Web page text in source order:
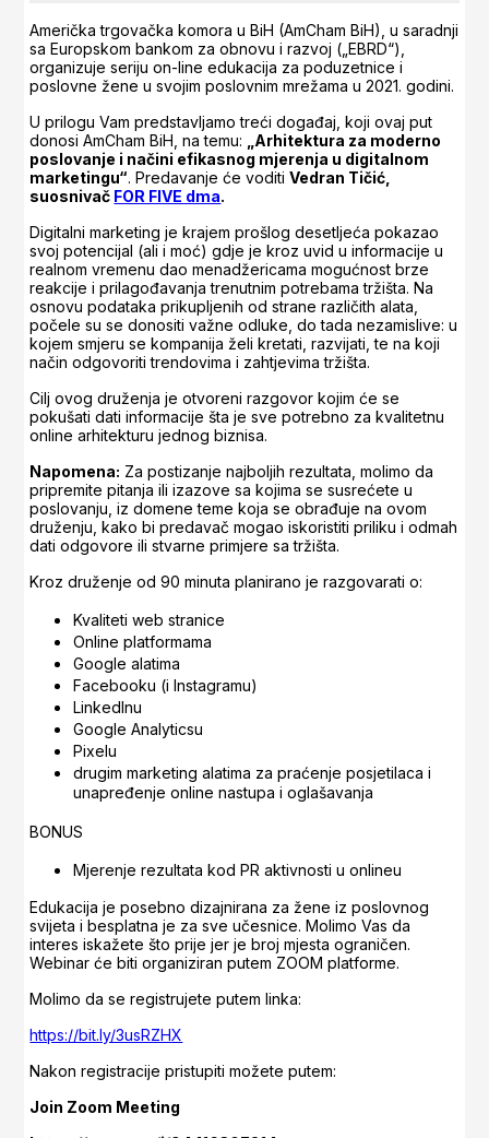
Američka trgovačka komora u BiH (AmCham BiH), u saradnji
sa Europskom bankom za obnovu i razvoj („EBRD“),
organizuje seriju on-line edukacija za poduzetnice i
poslovne žene u svojim poslovnim mrežama u 2021. godini.
U prilogu Vam predstavljamo treći događaj, koji ovaj put
donosi AmCham BiH, na temu:
„Arhitektura za moderno
poslovanje i načini efikasnog mjerenja u digitalnom
marketingu“. Predavanje će voditiVedran Tičić,
suosnivač FOR FIVE dma.
Digitalni marketing je krajem prošlog desetljeća pokazao
svoj potencijal (ali i moć) gdje je kroz uvid u informacije u
realnom vremenu dao menadžericama mogućnost brze
reakcije i prilagođavanja trenutnim potrebama tržišta. Na
osnovu podataka prikupljenih od strane različith alata,
počele su se donositi važne odluke, do tada nezamislive: u
kojem smjeru se kompanija želi kretati, razvijati, te na koji
način odgovoriti trendovima i zahtjevima tržišta.
Cilj ovog druženja je otvoreni razgovor kojim će se
pokušati dati informacije šta je sve potrebno za kvalitetnu
online arhitekturu jednog biznisa.
Napomena: Za postizanje najboljih rezultata, molimo da
pripremite pitanja ili izazove sa kojima se susrećete u
poslovanju, iz domene teme koja se obrađuje na ovom
druženju, kako bi predavač mogao iskoristiti priliku i odmah
dati odgovore ili stvarne primjere sa tržišta.
Kroz druženje od 90 minuta planirano je razgovarati o:
Kvaliteti web stranice
Online platformama
Google alatima
Facebooku (i Instagramu)
LinkedInu
Google Analyticsu
Pixelu
drugim marketing alatima za praćenje posjetilaca i
unapređenje online nastupa i oglašavanja
BONUS
Mjerenje rezultata kod PR aktivnosti u onlineu
Edukacija je posebno dizajnirana za žene iz poslovnog
svijeta i besplatna je za sve učesnice. Molimo Vas da
interes iskažete što prije jer je broj mjesta ograničen.
Webinar će biti organiziran putem ZOOM platforme.
Molimo da se registrujete putem linka:
https://bit.ly/3usRZHX
Nakon registracije pristupiti možete putem:
Join Zoom Meeting